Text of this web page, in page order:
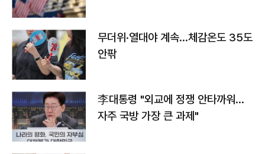
무더위·열대야 계속…체감온도 35도
안팎
李대통령 "외교에 정쟁 안타까워…
자주 국방 가장 큰 과제"